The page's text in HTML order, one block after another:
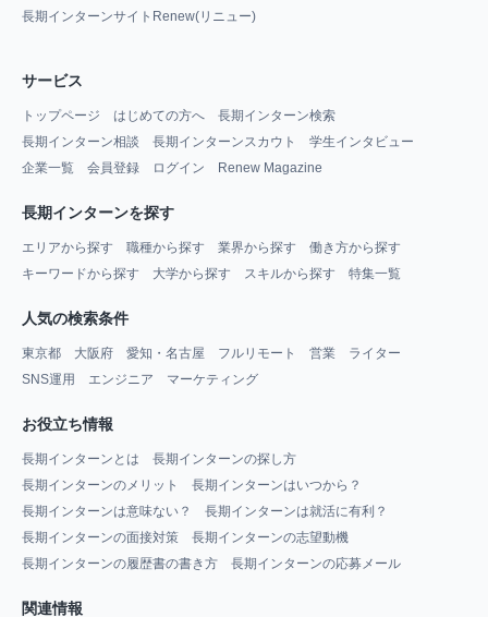
長期インターンサイトRenew(リニュー)
サービス
トップページ はじめての方へ
長期インターン検索
長期インターン相談
長期インターンスカウト
学生インタビュー
企業一覧
会員登録 ログイン Renew Magazine
長期インターンを探す
エリアから探す 職種から探す 業界から探す
働き方から探す
キーワードから探す
大学から探す スキルから探す 特集一覧
人気の検索条件
東京都 大阪府 愛知・名古屋 フルリモート 営業
ライター
SNS運用
エンジニア マーケティング
お役立ち情報
長期インターンとは
長期インターンの探し方
長期インターンのメリット
長期インターンはいつから？
長期インターンは意味ない？
長期インターンは就活に有利？
長期インターンの面接対策
長期インターンの志望動機
長期インターンの履歴書の書き方
長期インターンの応募メール
関連情報